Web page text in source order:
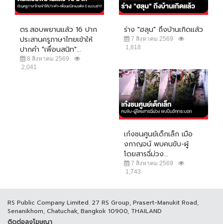
ตร.สอบพยานแล้ว 16 ปาก
ประสานครูภาษาไทยเข้าให้
ปากคำ "เพื่อนสนิท"...
8 สิงหาคม 2569
2,041
ร่าง "ฮลุน" ถึงบ้านเกิดแล้ว
7 สิงหาคม 2569
1,818
เก๋งชนศูนย์เด็กเล็ก เมือ
งกาญจน์ พบคนขับ-ผู้
โดยสารฉี่ม่วง...
7 สิงหาคม 2569
1,743
RS Public Company Limited. 27 RS Group, Prasert-Manukit Road,
Senanikhom, Chatuchak, Bangkok 10900, THAILAND
ติดต่อลงโฆษณา